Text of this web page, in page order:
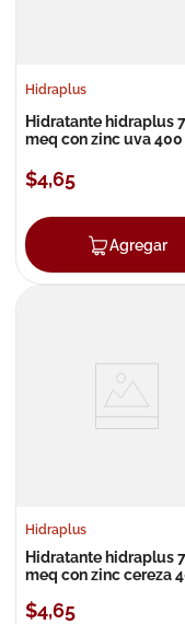
Hidraplus
Hidratante hidraplus
meq con zinc uva
$4,65
Agregar
Hidraplus
Hidratante hidraplus
meq con zinc cereza
$4,65